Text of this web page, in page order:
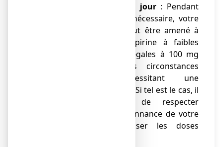
jusqu’à 100 mg par jour: Pendant
toute la grossesse, si nécessaire, votre
médecin spécialiste peut être amené à
vous prescrire de l’aspirine à faibles
doses (inférieures ou égales à 100 mg
par jour), dans des circonstances
exceptionnelles nécessitant une
surveillance spécialisée. Si tel est le cas, il
est très important de respecter
scrupuleusement l’ordonnance de votre
médecin, sans dépasser les doses